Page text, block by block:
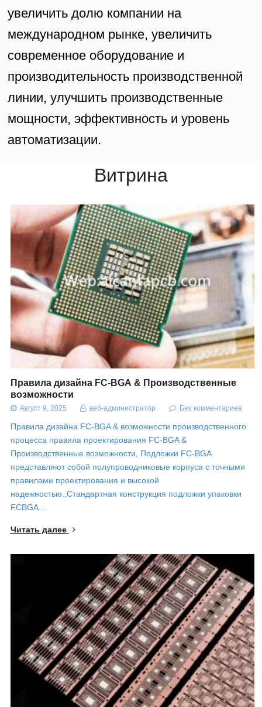
увеличить долю компании на
международном рынке, увеличить
современное оборудование и
производительность производственной
линии, улучшить производственные
мощности, эффективность и уровень
автоматизации.
Витрина
Правила дизайна FC-BGA & Производственные
возможности
Август 9, 2025 веб-администратор Без комментариев
Правила дизайна FC-BGA & возможности производственного
процесса правила проектирования FC-BGA &
Производственные возможности, Подложки FC-BGA
представляют собой полупроводниковые корпуса с точными
правилами проектирования и высокой
надежностью.,Стандартная конструкция подложки упаковки
FCBGA…
Читать далее